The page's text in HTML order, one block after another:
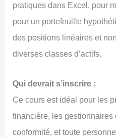
pratiques dans Excel, pour
pour un portefeuille
des positions linéaires et
diverses classes d’actifs.
Qui devrait s’inscrire :
Ce cours est idéal pour les
financière, les gestionnaires
conformité, et toute